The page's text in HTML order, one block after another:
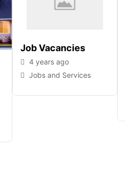
Job Vacancies
4 years ago
Jobs and Services